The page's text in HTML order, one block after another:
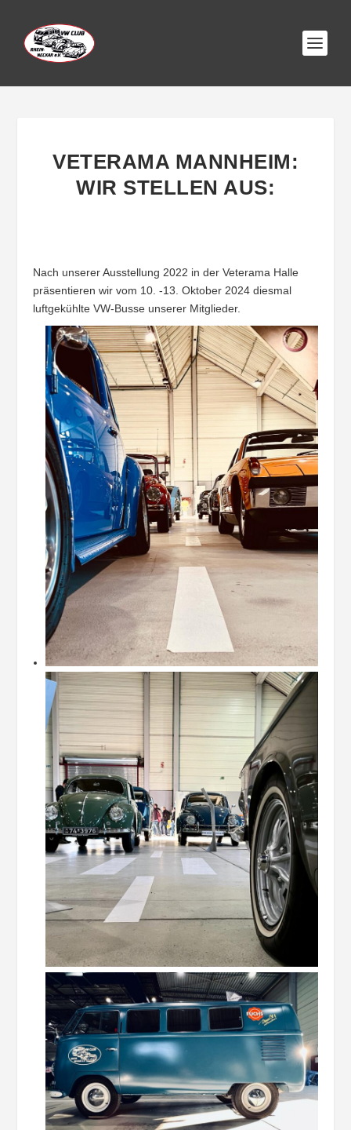
VETERAMA MANNHEIM:
WIR STELLEN AUS:
Nach unserer Ausstellung 2022 in der Veterama Halle
präsentieren wir vom 10. -13. Oktober 2024 diesmal
luftgekühlte VW-Busse unserer Mitglieder.